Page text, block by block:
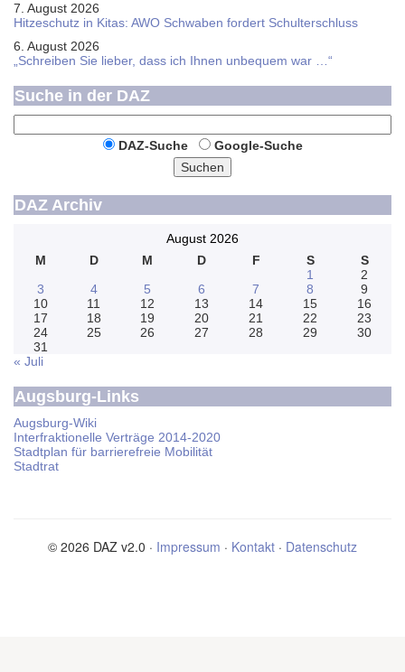
7. August 2026
Hitzeschutz in Kitas: AWO Schwaben fordert Schulterschluss
6. August 2026
„Schreiben Sie lieber, dass ich Ihnen unbequem war …“
Suche in der DAZ
DAZ-Suche
Google-Suche
Suchen
DAZ Archiv
August 2026
M
D M D F S
S
1
2
3
4 5 6 7 8
9
10
11 12 13 14 15
16
17
18 19 20 21 22
23
24
25 26 27 28 29
30
31
« Juli
Augsburg-Links
Augsburg-Wiki
Interfraktionelle Verträge 2014-2020
Stadtplan für barrierefreie Mobilität
Stadtrat
© 2026 DAZ v2.0 · Impressum · Kontakt · Datenschutz